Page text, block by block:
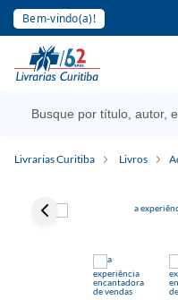
Bem-vindo(a)!
Livrarias Curitiba Livros